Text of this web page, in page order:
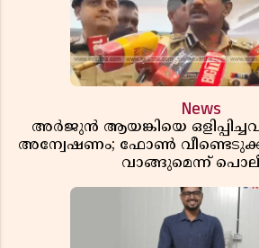
News
അർജുൻ ആയങ്കിയെ
അന്വേഷണം; ഫോൺ
വാങ്ങുമെന്ന്